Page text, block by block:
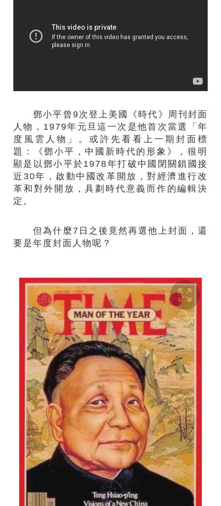
鄧小平曾9次登上美國《時代》周刊封面
人物，1979年元旦這一次是他首次當選「年
度風雲人物」。或許先看看上一期封面標
題：《鄧小平，中國新時代的形象》，很明
顯是以鄧小平於1978年打破中國閉關鎖國接
近30年，啟動中國改革開放，對經濟進行改
革和對外開放，具劃時代意義而作的編輯決
定。
但為什麼7日之後竟然再選他上封面，還
要是年度封面人物呢？